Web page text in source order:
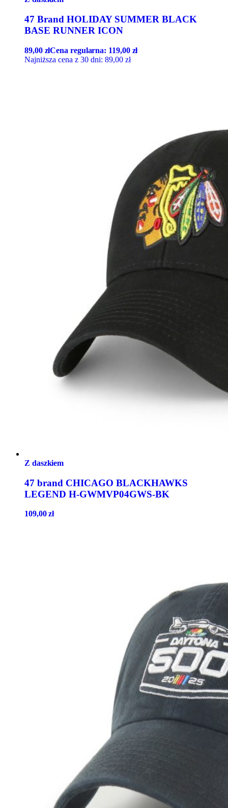
47 Brand HOLIDAY SUMMER BLACK
BASE RUNNER ICON
89,00 złCena regularna: 119,00 zł
Najniższa cena z 30 dni: 89,00 zł
Z daszkiem
47 brand CHICAGO BLACKHAWKS
LEGEND H-GWMVP04GWS-BK
109,00zł